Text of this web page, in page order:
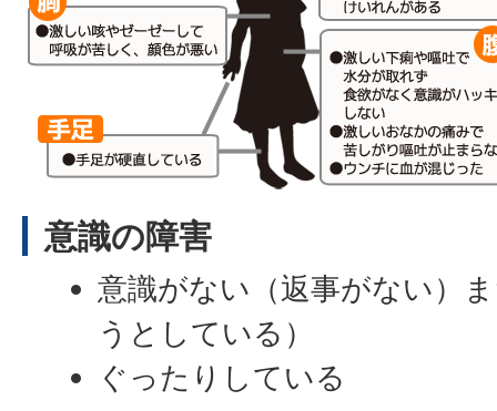
意識の障害
意識がない（返事がない）
うとしている）
ぐったりしている